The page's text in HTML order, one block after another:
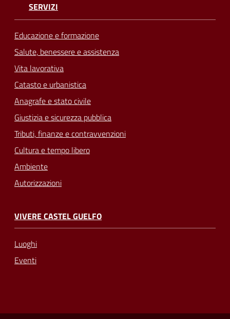
SERVIZI
Educazione e formazione
Salute, benessere e assistenza
Vita lavorativa
Catasto e urbanistica
Anagrafe e stato civile
Giustizia e sicurezza pubblica
Tributi, finanze e contravvenzioni
Cultura e tempo libero
Ambiente
Autorizzazioni
VIVERE CASTEL GUELFO
Luoghi
Eventi